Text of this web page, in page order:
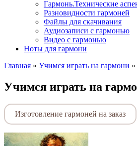
Гармонь.Технические
Разновидности гармоней
Файлы для скачивания
Аудиозаписи с гармонью
Видео с гармонью
Ноты для гармони
Главная » Учимся играть на гармони »
Учимся играть на
Изготовление гармоней на заказ